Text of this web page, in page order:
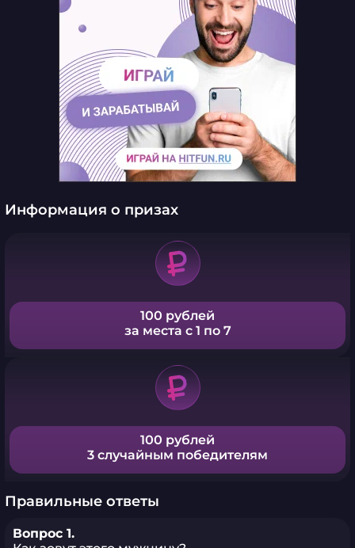
Информация о призах
100 рублей
за места с 1 по 7
100 рублей
3 случайным победителям
Правильные ответы
Вопрос 1.